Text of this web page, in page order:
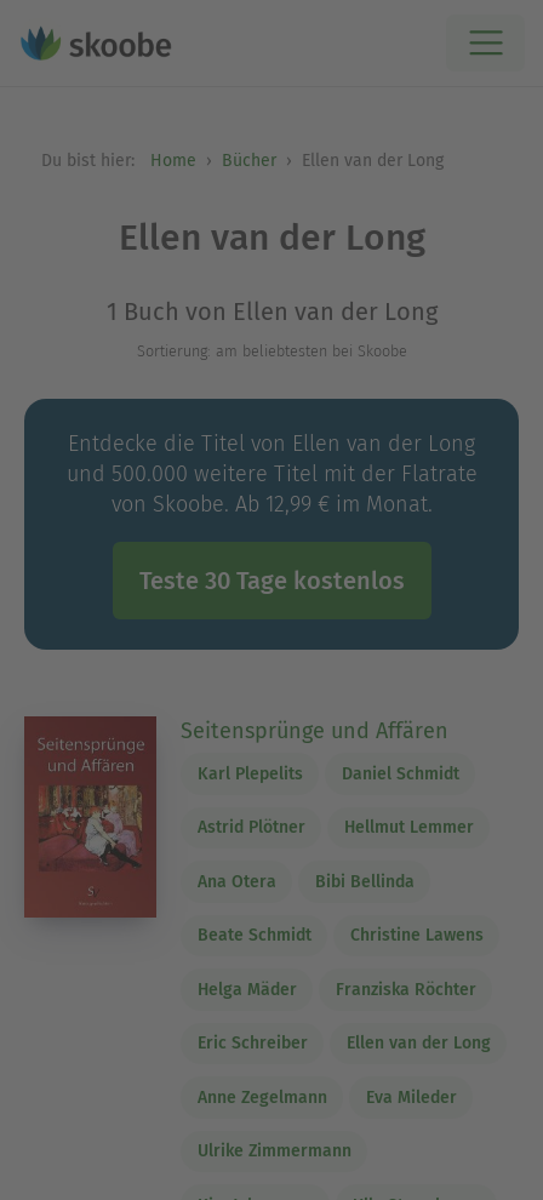
Du bist hier: Home Bücher Ellen van der Long
Ellen van der Long
1 Buch von Ellen van der Long
Sortierung: am beliebtesten bei Skoobe
Entdecke die Titel von Ellen van der Long
und 500.000 weitere Titel mit der Flatrate
von Skoobe. Ab 12,99 € im Monat.
Teste 30 Tage kostenlos
Seitensprünge und Affären
Karl Plepelits Daniel Schmidt
Astrid Plötner Hellmut Lemmer
Ana Otera Bibi Bellinda
Beate Schmidt Christine Lawens
Helga Mäder Franziska Röchter
Eric Schreiber Ellen van der Long
Anne Zegelmann Eva Mileder
Ulrike Zimmermann